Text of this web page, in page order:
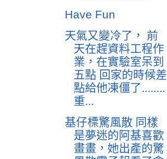
Have Fun
天氣又變冷了， 前
天在趕資料工程作
業，在實驗室呆到
五點 回家的時候差
點給他凍僵了........
重...
基仔標驚風散 同樣
是夢迷的阿基喜歡
畫畫，她出產的驚